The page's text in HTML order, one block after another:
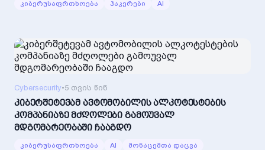
კიბერუსაფრთხოება ჰაკერები AI
Cybersecurity•5 თვის წინ
კიბერშეტევამ ავტომობილის ალკოტესტების
კომპანიაზე მძღოლები გამოუვალ
მდგომარეობაში ჩააგდო
კიბერუსაფრთხოება AI მონაცემთა დაცვა